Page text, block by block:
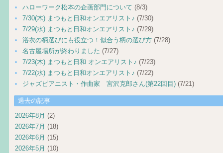
ハローワーク松本の企画部門について (8/3)
7/30(木) まつもと日和オンエアリスト♪ (7/30)
7/29(水) まつもと日和オンエアリスト♪ (7/29)
浴衣の柄選びにも役立つ！似合う柄の選び方 (7/28)
名古屋場所が終わりました (7/27)
7/23(木) まつもと日和 オンエアリスト♪ (7/23)
7/22(水) まつもと日和オンエアリスト♪ (7/22)
ジャズピアニスト・作曲家 宮沢克郎さん(第22回目) (7/21)
過去の記事
2026年8月 (2)
2026年7月 (18)
2026年6月 (15)
2026年5月 (10)